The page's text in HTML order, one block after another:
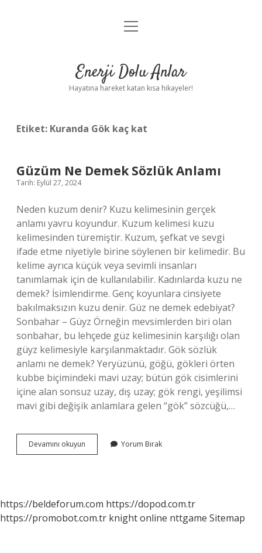
Anasayfa
Yasal Uyarı
menüyü
Enerji Dolu Anlar
Hayatına hareket katan kısa hikayeler!
Etiket: Kuranda Gök kaç kat
Güzüm Ne Demek Sözlük Anlamı
Tarih: Eylül 27, 2024
Neden kuzum denir? Kuzu kelimesinin gerçek
anlamı yavru koyundur. Kuzum kelimesi kuzu
kelimesinden türemiştir. Kuzum, şefkat ve sevgi
ifade etme niyetiyle birine söylenen bir kelimedir. Bu
kelime ayrıca küçük veya sevimli insanları
tanımlamak için de kullanılabilir. Kadınlarda kuzu ne
demek? İsimlendirme. Genç koyunlara cinsiyete
bakılmaksızın kuzu denir. Güz ne demek edebiyat?
Sonbahar – Güyz Örneğin mevsimlerden biri olan
sonbahar, bu lehçede güz kelimesinin karşılığı olan
güyz kelimesiyle karşılanmaktadır. Gök sözlük
anlamı ne demek? Yeryüzünü, göğü, gökleri örten
kubbe biçimindeki mavi uzay; bütün gök cisimlerini
içine alan sonsuz uzay, dış uzay; gök rengi, yeşilimsi
mavi gibi değişik anlamlara gelen “gök” sözcüğü,…
Devamını okuyun
Ne
Yorum Bırak
https://beldeforum.com https://dopod.com.tr
https://promobot.com.tr knight online nttgame Sitemap